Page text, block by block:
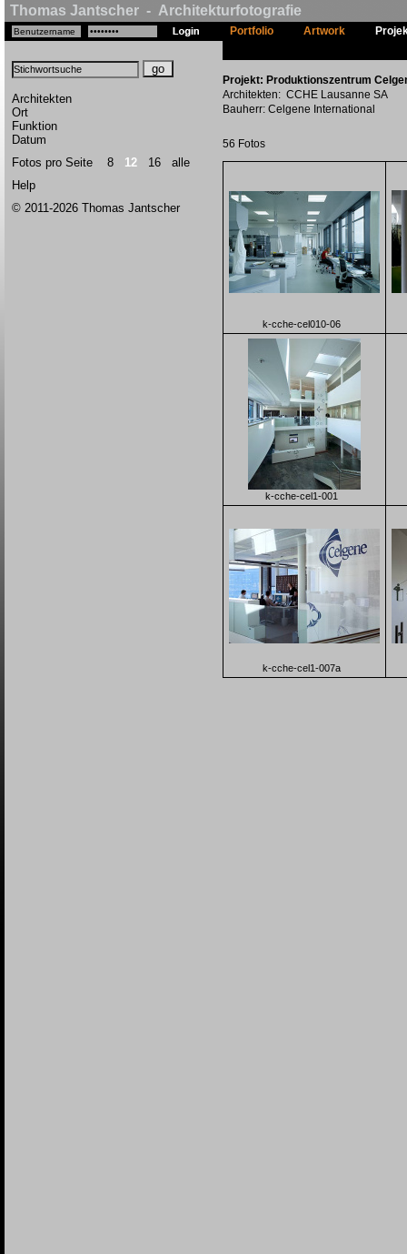
Thomas Jantscher - Architekturfotografie
Architekten
Ort
Funktion
Datum
Fotos pro Seite 8 12 16
alle
Help
© 2011-2026 Thomas Jantscher
Portfolio Artwork
Projekt: Produktionszentrum
Architekten: CCHE Lausanne SA
Bauherr: Celgene International
56 Fotos
k-cche-cel010-06
k-cche-cel1-001
k-cche-cel1-007a